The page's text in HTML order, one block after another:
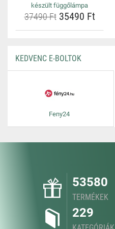
készült függőlámpa
37490 Ft35490 Ft
KEDVENC E-BOLTOK
Feny24
53580
TERMÉKEK
229